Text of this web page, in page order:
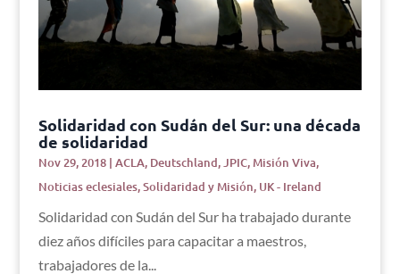
Solidaridad con Sudán del Sur: una década
de solidaridad
Nov 29, 2018| ACLA, Deutschland,JPIC,Misión Viva,
Noticias eclesiales,Solidaridad y Misión, UK - Ireland
Solidaridad con Sudán del Sur ha trabajado durante
diez años difíciles para capacitar a maestros,
trabajadores de la...